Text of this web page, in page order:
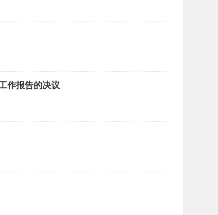
作报告的决议